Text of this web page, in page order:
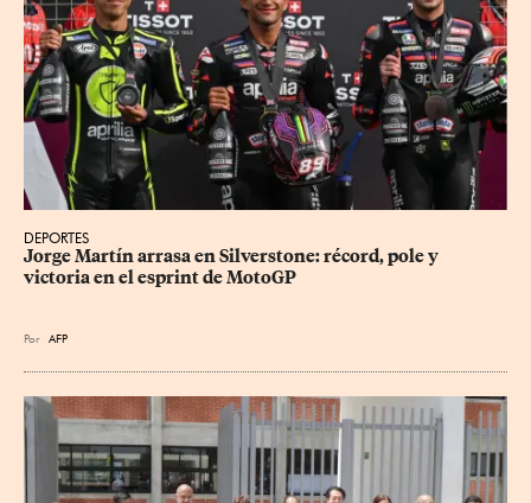
DEPORTES
Jorge Martín arrasa en Silverstone: récord, pole y
victoria en el esprint de MotoGP
Por AFP